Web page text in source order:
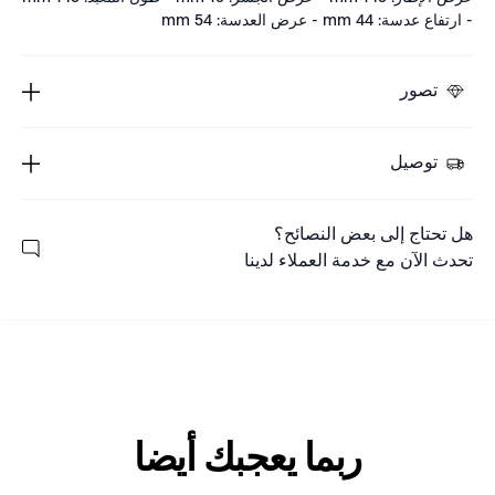
- ارتفاع عدسة: 44 mm - عرض العدسة: 54 mm
تصور
توصيل
هل تحتاج إلى بعض النصائح؟
تحدث الآن مع خدمة العملاء لدينا
ربما يعجبك أيضا